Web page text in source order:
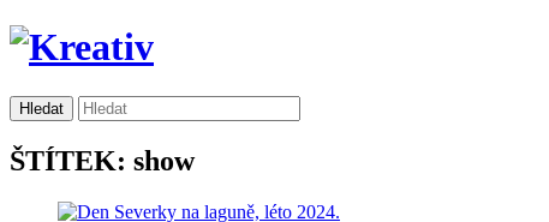
ŠTÍTEK: show